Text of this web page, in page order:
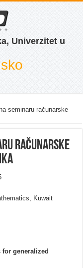
Univerzitet u
seminaru računarske
računarske
Kuwait
generalized